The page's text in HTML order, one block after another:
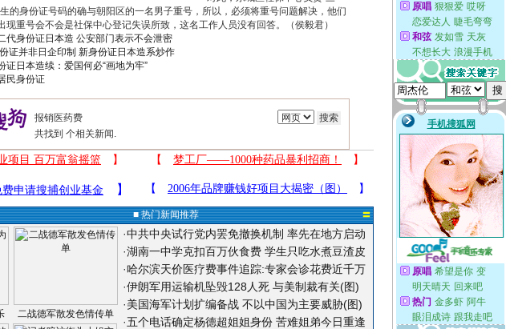
的身份证号码的确与朝阳区的一名男子重号，所以，必须将重号问题解决，他们
现重号会不会是社保中心登记失误所致，这名工作人员没有回答。（侯毅君）
代身份证日本造 公安部门表示不会泄密
证并非日企印制 新身份证日本造系炒作
证日本造续：爱国何必“画地为牢”
民身份证
共找到 个相关新闻.
■ 热门新闻推荐 〓
二战德军散发色情传单
·中共中央试行党内罢免撤换机制 率先在地方启动
·湖南一中学克扣百万伙食费 学生只吃水煮豆渣皮
·哈尔滨天价医疗费事件追踪:专家会诊花费近千万
·伊朗军用运输机坠毁128人死 与美制裁有关(图)
·美国海军计划扩编备战 不以中国为主要威胁(图)
·五个电话确定杨德超姐姐身份 苦难姐弟今日重逢